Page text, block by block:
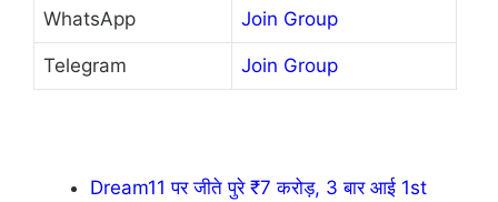
WhatsApp Join Group
Telegram Join Group
Dream11 पर जीते पुरे ₹7 करोड़, 3 बार आई 1st